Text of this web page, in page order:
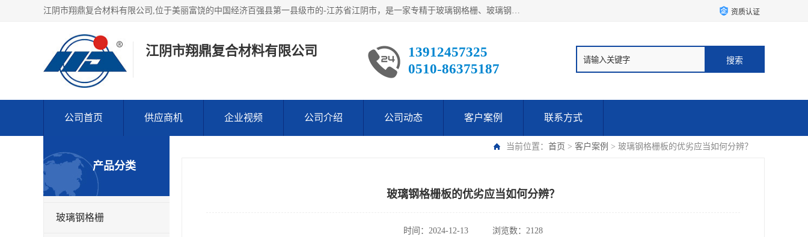
江阴市翔鼎复合材料有限公司,位于美丽富饶的中国经济百强县第一县级市的-江苏省江阴市，是一家专精于玻璃钢格栅、玻璃钢新材料,镀锌钢格板，机械设备生产制造及研发的科技型企业；公司产品已销往了世界多个国家和地区，公司人决心加倍努力愿与广大社会同仁精诚合作共创辉煌！ 资质认证
江阴市翔鼎复合材料有限公司
13912457325
0510-86375187
公司首页 供应商机 企业视频 公司介绍 公司动态 客户案例 联系方式
当前位置： 首页 > 客户案例 > 玻璃钢格栅板的优劣应当如何分辨？
产品分类
玻璃钢格栅
玻璃钢格栅板的优劣应当如何分辨？
时间：2024-12-13 浏览数：2128